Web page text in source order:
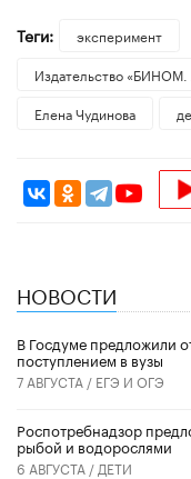
Теги:
эксперимент
Издательство «БИНОМ.
Елена Чудинова
НОВОСТИ
В Госдуме предложили
поступлением в вузы
7 АВГУСТА / ЕГЭ И ОГЭ
Роспотребнадзор
рыбой и водорослями
6 АВГУСТА / ДЕТИ